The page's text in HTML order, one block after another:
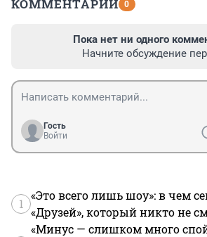
КОММЕНТАРИИ 0
Пока нет ни одного
Начните обсуждение
Гость
Войти
1
«Это всего лишь шоу»: в чем
«Друзей», который никто не
«Минус — слишком много